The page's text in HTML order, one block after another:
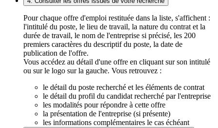
Pour chaque offre d'emploi restituée dans la liste, s'affichent :
l'intitulé du poste, le lieu de travail, la nature du contrat et la
durée de travail, le nom de l'entreprise si précisé, les 200
premiers caractères du descriptif du poste, la date de
publication de l'offre.
Vous accédez au détail d'une offre en cliquant sur son intitulé
ou sur le logo sur la gauche. Vous retrouvez :
le détail du poste recherché et les éléments de contrat
le détail du profil du candidat recherché par l'entreprise
les modalités pour répondre à cette offre
la présentation de l'entreprise (si présente)
les informations complémentaires le cas échéant